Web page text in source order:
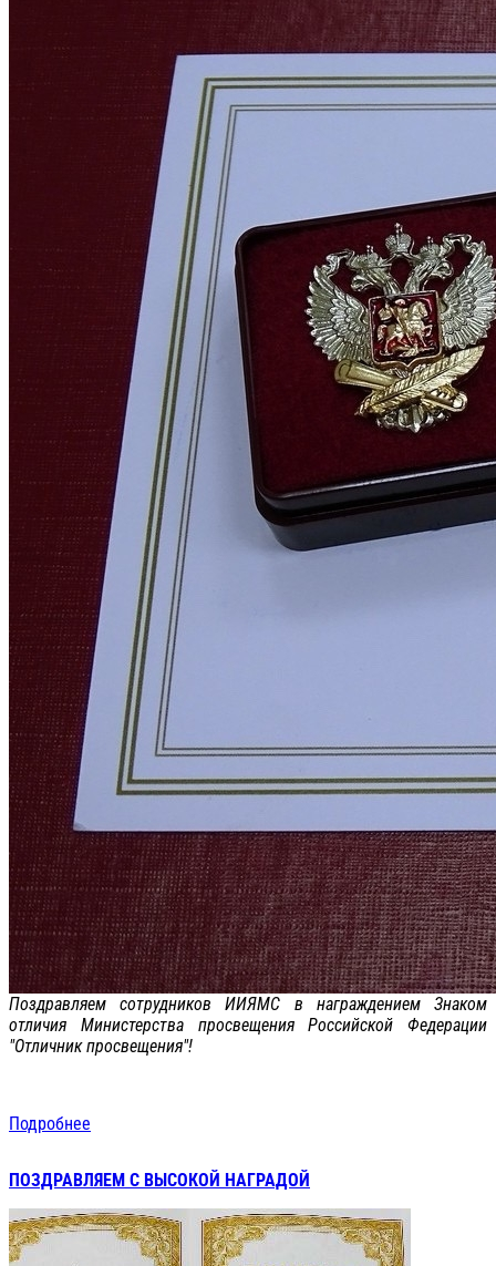
Поздравляем сотрудников ИИЯМС в награждением Знаком
отличия Министерства просвещения Российской Федерации
"Отличник просвещения"!
Подробнее
ПОЗДРАВЛЯЕМ С ВЫСОКОЙ НАГРАДОЙ